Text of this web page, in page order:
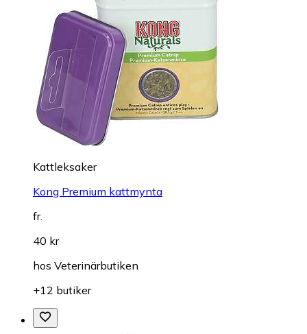
Kattleksaker
Kong Premium kattmynta
fr.
40 kr
hos Veterinärbutiken
+12 butiker